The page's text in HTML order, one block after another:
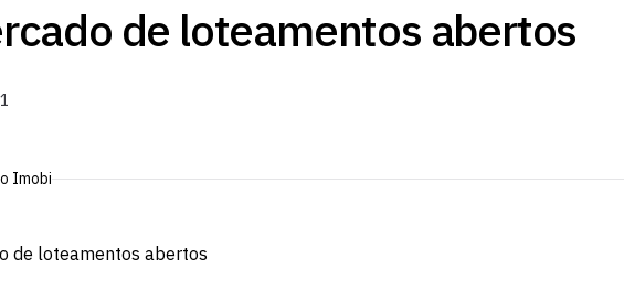
de loteamentos abertos
Imobi